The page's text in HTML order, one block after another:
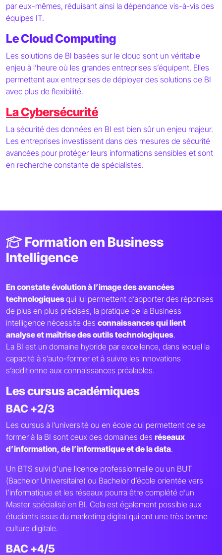
par eux-mêmes, réduisant ainsi la dépendance vis-à-vis des
équipes IT.
Le Cloud Computing
Les solutions de BI basées sur le cloud sont un véritable
enjeu à l’heure où les grandes entreprises s’équipent. Elles
permettent aux entreprises de déployer des solutions de BI
avec plus de flexibilité.
La Cybersécurité
La sécurité des données en BI est bien sûr un enjeu majeur.
Les entreprises investissent dans des mesures de sécurité
avancées pour protéger leurs informations sensibles et sont
en recherche constante de spécialistes.
Formation en Business
Intelligence
En constate évolution à l’image des avancées
technologiquesqui lui permettent d’apporter des réponses
de plus en plus précises, la pratique de la Business
intelligence nécessite des connaissances qui lient
analyse et maîtrise des outils technologiques.
La BI est un domaine hybride par excellence, dans lequel la
capacité à s’auto-former et à suivre les innovations
s’additionne aux connaissances préalables.
Les cursus académiques
BAC +2/3
Les cursus à l’université ou en école qui permettent de se
former à la BI sont ceux des domaines des réseaux
d’information, de l’informatique et de la data.
Un BTS suivi d'une licence professionnelle ou un BUT
(Bachelor Universitaire) ou Bachelor d’école orientée vers
l’informatique et les réseaux pourra être complété d’un
Master spécialisé en BI. Cela est également possible aux
étudiants issus du marketing digital qui ont une très bonne
culture digitale.
BAC +4/5